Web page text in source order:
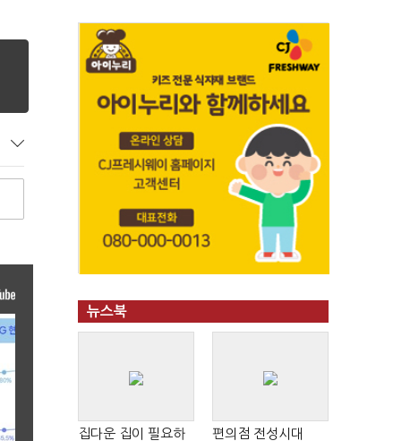
뉴스북
집다운 집이 필요하
편의점 전성시대